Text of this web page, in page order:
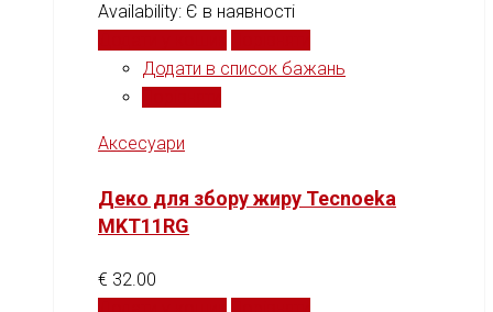
Availability: Є в наявності
Додати в список бажань
Аксесуари
Деко для збору жиру Tecnoeka
MKT11RG
€ 32.00